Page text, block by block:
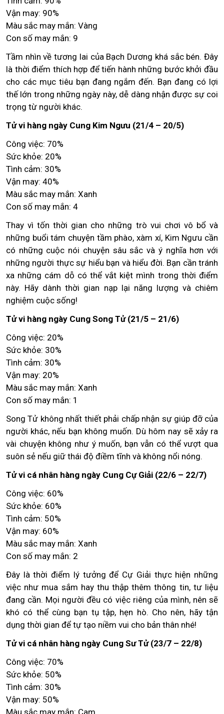
Vận may: 90%
Màu sắc may mắn: Vàng
Con số may mắn: 9
Tầm nhìn về tương lai của Bạch Dương khá sắc bén. Đây
là thời điểm thích hợp để tiến hành những bước khởi đầu
cho các mục tiêu bạn đang ngắm đến. Bạn đang có lợi
thế lớn trong những ngày này, dễ dàng nhận được sự coi
trọng từ người khác.
Tử vi hàng ngày Cung Kim Ngưu (21/4 – 20/5)
Công việc: 70%
Sức khỏe: 20%
Tình cảm: 30%
Vận may: 40%
Màu sắc may mắn: Xanh
Con số may mắn: 4
Thay vì tốn thời gian cho những trò vui chơi vô bổ và
những buổi tám chuyện tầm phào, xàm xí, Kim Ngưu cần
có những cuộc nói chuyện sâu sắc và ý nghĩa hơn với
những người thực sự hiểu bạn và hiểu đời. Bạn cần tránh
xa những cám dỗ có thể vắt kiệt mình trong thời điểm
này. Hãy dành thời gian nạp lại năng lượng và chiêm
nghiệm cuộc sống!
Tử vi hàng ngày Cung Song Tử (21/5 – 21/6)
Công việc: 20%
Sức khỏe: 30%
Tình cảm: 30%
Vận may: 20%
Màu sắc may mắn: Xanh
Con số may mắn: 1
Song Tử không nhất thiết phải chấp nhận sự giúp đỡ của
người khác, nếu bạn không muốn. Dù hôm nay sẽ xảy ra
vài chuyện không như ý muốn, bạn vẫn có thể vượt qua
suôn sẻ nếu giữ thái độ điềm tĩnh và không nổi nóng.
Tử vi cá nhân hàng ngày Cung Cự Giải (22/6 – 22/7)
Công việc: 60%
Sức khỏe: 60%
Tình cảm: 50%
Vận may: 60%
Màu sắc may mắn: Xanh
Con số may mắn: 2
Đây là thời điểm lý tưởng để Cự Giải thực hiện những
việc như mua sắm hay thu thập thêm thông tin, tư liệu
đang cần. Mọi người đều có việc riêng của mình, nên sẽ
khó có thể cùng bạn tụ tập, hẹn hò. Cho nên, hãy tận
dụng thời gian để tự tạo niềm vui cho bản thân nhé!
Tử vi cá nhân hàng ngày Cung Sư Tử (23/7 – 22/8)
Công việc: 70%
Sức khỏe: 50%
Tình cảm: 30%
Vận may: 50%
Màu sắc may mắn: Cam